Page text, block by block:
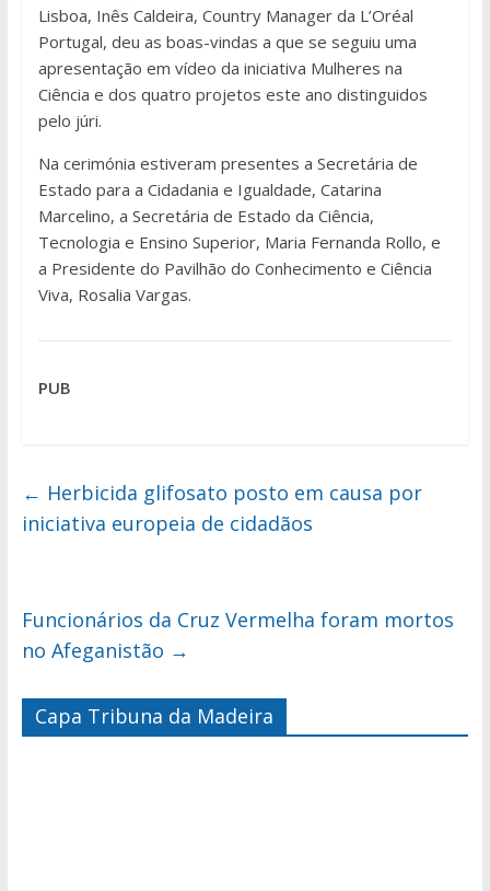
Lisboa, Inês Caldeira, Country Manager da L’Oréal
Portugal, deu as boas-vindas a que se seguiu uma
apresentação em vídeo da iniciativa Mulheres na
Ciência e dos quatro projetos este ano distinguidos
pelo júri.
Na cerimónia estiveram presentes a Secretária de
Estado para a Cidadania e Igualdade, Catarina
Marcelino, a Secretária de Estado da Ciência,
Tecnologia e Ensino Superior, Maria Fernanda Rollo, e
a Presidente do Pavilhão do Conhecimento e Ciência
Viva, Rosalia Vargas.
PUB
← Herbicida glifosato posto em causa por
iniciativa europeia de cidadãos
Funcionários da Cruz Vermelha foram mortos
no Afeganistão →
Capa Tribuna da Madeira